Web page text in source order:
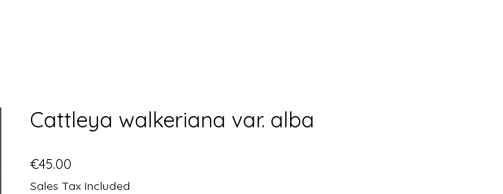
Cattleya walkeriana var. alba
€45.00
Sales Tax Included